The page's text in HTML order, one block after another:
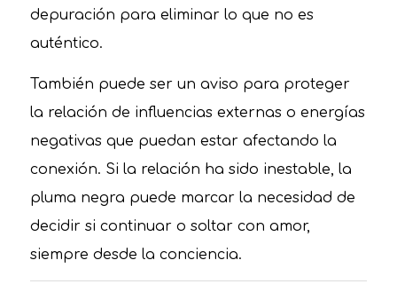
depuración para eliminar lo que no es
auténtico.
También puede ser un aviso para proteger
la relación de influencias externas o energías
negativas que puedan estar afectando la
conexión. Si la relación ha sido inestable, la
pluma negra puede marcar la necesidad de
decidir si continuar o soltar con amor,
siempre desde la conciencia.